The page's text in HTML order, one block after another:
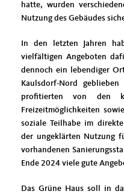
hatte, wurden
Nutzung des Gebäudes
In den letzten Jahren
vielfältigen Angeboten
dennoch ein lebendiger
Kaulsdorf-Nord
profitierten von den
Freizeitmöglichkeiten
soziale Teilhabe im
der ungeklärten Nutzung
vorhandenen
Ende 2024 viele gute
Das Grüne Haus soll in